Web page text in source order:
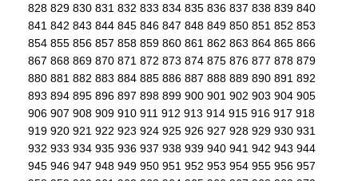
828 829 830 831 832 833 834 835 836 837 838 839 840
841 842 843 844 845 846 847 848 849 850 851 852 853
854 855 856 857 858 859 860 861 862 863 864 865 866
867 868 869 870 871 872 873 874 875 876 877 878 879
880 881 882 883 884 885 886 887 888 889 890 891 892
893 894 895 896 897 898 899 900 901 902 903 904 905
906 907 908 909 910 911 912 913 914 915 916 917 918
919 920 921 922 923 924 925 926 927 928 929 930 931
932 933 934 935 936 937 938 939 940 941 942 943 944
945 946 947 948 949 950 951 952 953 954 955 956 957